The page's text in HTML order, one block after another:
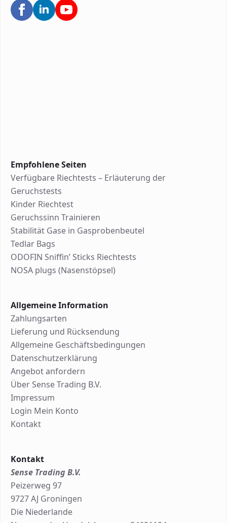
Empfohlene Seiten
Verfügbare Riechtests – Erläuterung der
Geruchstests
Kinder Riechtest
Geruchssinn Trainieren
Stabilität Gase in Gasprobenbeutel
Tedlar Bags
ODOFIN Sniffin’ Sticks Riechtests
NOSA plugs (Nasenstöpsel)
Allgemeine Information
Zahlungsarten
Lieferung und Rücksendung
Allgemeine Geschäftsbedingungen
Datenschutzerklärung
Angebot anfordern
Über Sense Trading B.V.
Impressum
Login Mein Konto
Kontakt
Kontakt
Sense Trading B.V.
Peizerweg 97
9727 AJ Groningen
Die Niederlande